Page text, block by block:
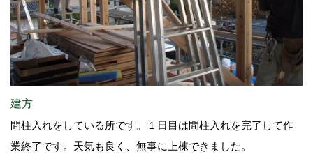
建方
間柱入れをしている所です。１日目は間柱入れを完了して作
業終了です。天気も良く、無事に上棟できました。